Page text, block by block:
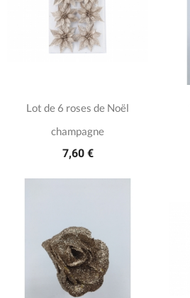
Lot de 6 roses de Noël
champagne
7,60 €